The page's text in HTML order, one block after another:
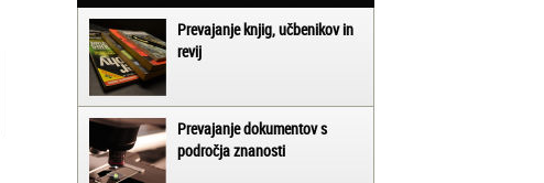
Prevajanje knjig, učbenikov in
revij
Prevajanje dokumentov s
področja znanosti